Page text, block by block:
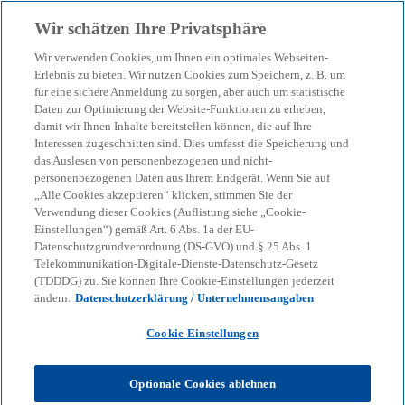
menu search
Jana Behr
Wir schätzen Ihre Privatsphäre
Wir verwenden Cookies, um Ihnen ein optimales Webseiten-
Erlebnis zu bieten. Wir nutzen Cookies zum Speichern, z. B. um
für eine sichere Anmeldung zu sorgen, aber auch um statistische
Daten zur Optimierung der Website-Funktionen zu erheben,
damit wir Ihnen Inhalte bereitstellen können, die auf Ihre
Interessen zugeschnitten sind. Dies umfasst die Speicherung und
das Auslesen von personenbezogenen und nicht-
personenbezogenen Daten aus Ihrem Endgerät. Wenn Sie auf
„Alle Cookies akzeptieren“ klicken, stimmen Sie der
Verwendung dieser Cookies (Auflistung siehe „Cookie-
Einstellungen“) gemäß Art. 6 Abs. 1a der EU-
Datenschutzgrundverordnung (DS-GVO) und § 25 Abs. 1
Telekommunikation-Digitale-Dienste-Datenschutz-Gesetz
(TDDDG) zu. Sie können Ihre Cookie-Einstellungen jederzeit
ändern. Datenschutzerklärung / Unternehmensangaben
Cookie-Einstellungen
Optionale Cookies ablehnen